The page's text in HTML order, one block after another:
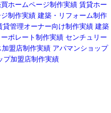
ホームページ制作実績 賃貸ホー
制作実績 建築・リフォーム制作
貸管理オーナー向け制作実績 建築
ポレート制作実績 センチュリー
加盟店制作実績 アパマンショップ
プ加盟店制作実績